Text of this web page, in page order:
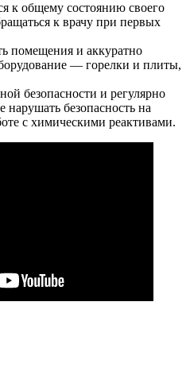
к общему состоянию своего
к врачу при первых
помещения и аккуратно
— горелки и плиты,
безопасности и регулярно
безопасность на
с химическими реактивами.